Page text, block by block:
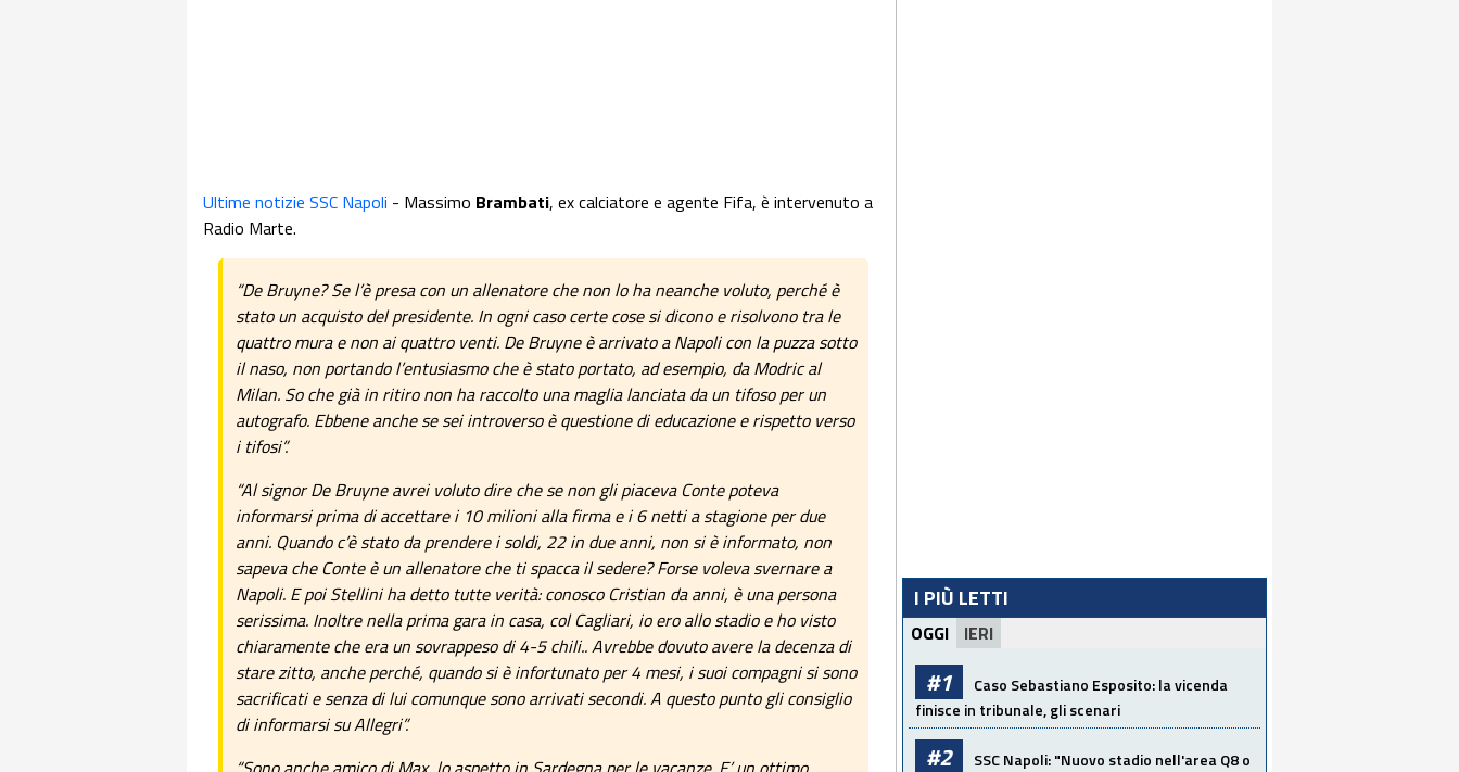
Ultime notizie SSC Napoli - Massimo Brambati, ex calciatore e agente Fifa, è intervenuto a
Radio Marte.
“De Bruyne? Se l’è presa con un allenatore che non lo ha neanche voluto, perché è
stato un acquisto del presidente. In ogni caso certe cose si dicono e risolvono tra le
quattro mura e non ai quattro venti. De Bruyne è arrivato a Napoli con la puzza sotto
il naso, non portando l’entusiasmo che è stato portato, ad esempio, da Modric al
Milan. So che già in ritiro non ha raccolto una maglia lanciata da un tifoso per un
autografo. Ebbene anche se sei introverso è questione di educazione e rispetto verso
i tifosi”.
“Al signor De Bruyne avrei voluto dire che se non gli piaceva Conte poteva
informarsi prima di accettare i 10 milioni alla firma e i 6 netti a stagione per due
anni. Quando c’è stato da prendere i soldi, 22 in due anni, non si è informato, non
sapeva che Conte è un allenatore che ti spacca il sedere? Forse voleva svernare a
Napoli. E poi Stellini ha detto tutte verità: conosco Cristian da anni, è una persona
serissima. Inoltre nella prima gara in casa, col Cagliari, io ero allo stadio e ho visto
chiaramente che era un sovrappeso di 4-5 chili.. Avrebbe dovuto avere la decenza di
stare zitto, anche perché, quando si è infortunato per 4 mesi, i suoi compagni si sono
sacrificati e senza di lui comunque sono arrivati secondi. A questo punto gli consiglio
di informarsi su Allegri”.
I PIÙ LETTI
OGGI IERI
#1
Caso Sebastiano Esposito: la vicenda
finisce in tribunale, gli scenari
#2
SSC Napoli: "Nuovo stadio nell'area Q8 o